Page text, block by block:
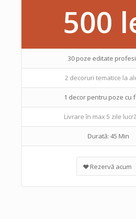
500
30 poze editate
2 decoruri tematice la
1 decor pentru poze cu
Livrare în max 5 zile
Durată: 45 Min
Rezervă acum